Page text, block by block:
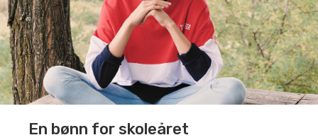
En bønn for skoleåret